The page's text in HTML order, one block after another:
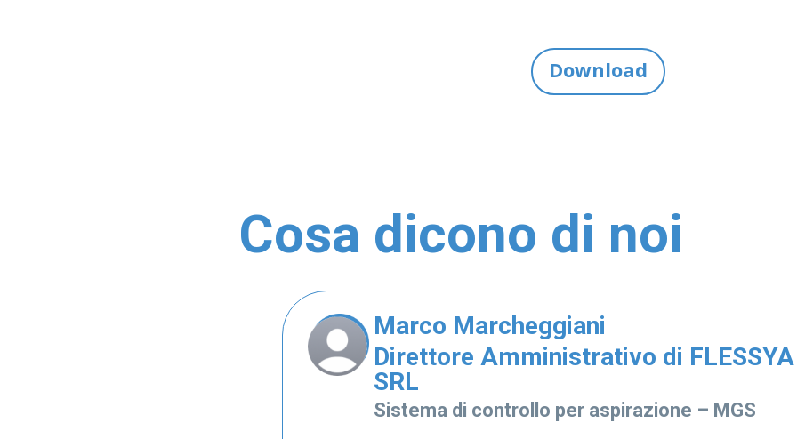
Download
Cosa dicono di noi
Marco Marcheggiani
Direttore Amministrativo di FLESSYA
SRL
Sistema di controllo per aspirazione – MGS